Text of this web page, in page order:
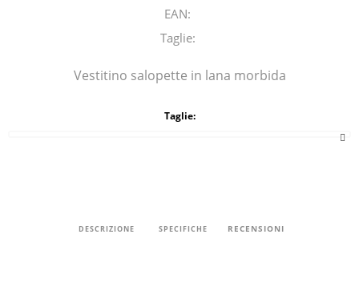
EAN:
Taglie:
Vestitino salopette in lana morbida
Taglie:
DESCRIZIONE SPECIFICHE RECENSIONI